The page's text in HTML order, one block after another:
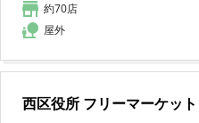
約70店
屋外
西区役所 フリーマーケット